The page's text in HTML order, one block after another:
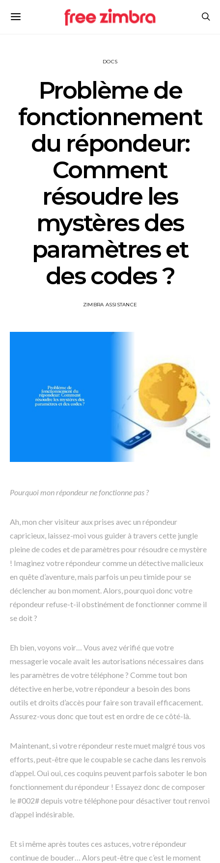
DOCS
Problème de
fonctionnement
du répondeur:
Comment
résoudre les
mystères des
paramètres et
des codes ?
ZIMBRA ASSISTANCE
Pourquoi mon répondeur ne fonctionne pas ?
Ah, mon cher visiteur aux prises avec un répondeur
capricieux, laissez-moi vous guider à travers cette jungle
pleine de codes et de paramètres pour résoudre ce mystère
! Imaginez votre répondeur comme un détective malicieux
en quête d’aventure, mais parfois un peu timide pour se
déclencher au bon moment. Alors, pourquoi donc votre
répondeur refuse-t-il obstinément de fonctionner comme il
se doit ?
Eh bien, voyons voir… Vous avez vérifié que votre
messagerie vocale avait les autorisations nécessaires dans
les paramètres de votre téléphone ? Comme tout bon
détective en herbe, votre répondeur a besoin des bons
outils et droits d’accès pour faire son travail efficacement.
Assurez-vous donc que tout est en ordre de ce côté-là.
Maintenant, si votre répondeur reste muet malgré tous vos
efforts, peut-être que le coupable se cache dans les renvois
d’appel. Oui oui, ces coquins peuvent parfois saboter le bon
fonctionnement du répondeur ! Essayez donc de composer
le #002# depuis votre téléphone pour désactiver tout renvoi
d’appel indésirable.
Et si même après toutes ces astuces, votre répondeur
continue de bouder… Alors peut-être que c’est le moment